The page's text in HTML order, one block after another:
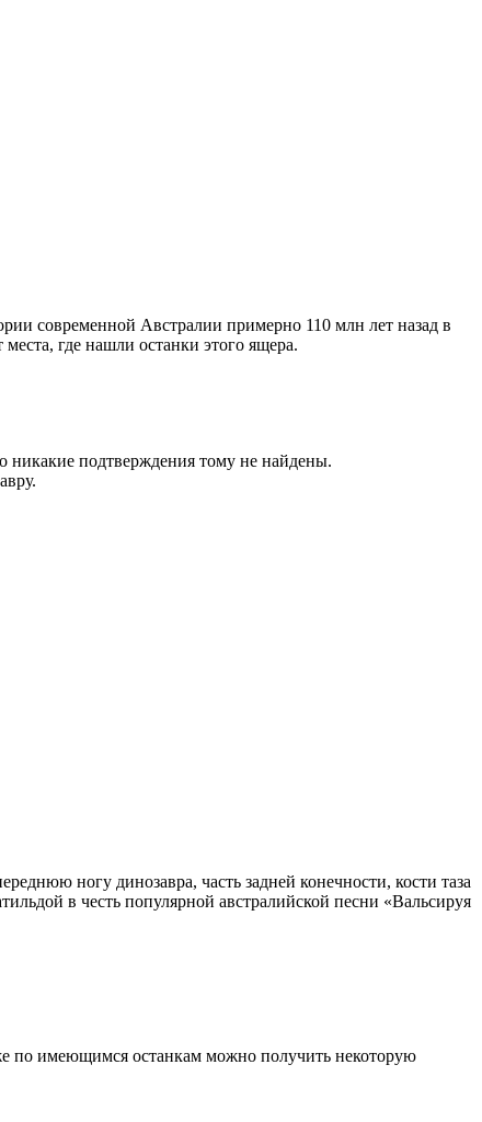
современной Австралии примерно 110 млн лет назад в
где нашли останки этого ящера.
никакие подтверждения тому не найдены.
ногу динозавра, часть задней конечности, кости таза
в честь популярной австралийской песни «Вальсируя
по имеющимся останкам можно получить некоторую